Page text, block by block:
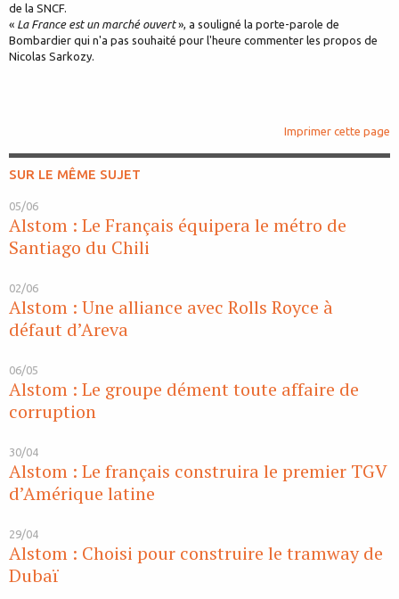
de la SNCF.
« La France est un marché ouvert», a souligné la porte-parole de
Bombardier qui n'a pas souhaité pour l'heure commenter les propos de
Nicolas Sarkozy.
Imprimer cette page
SUR LE MÊME SUJET
05/06
Alstom : Le Français équipera le métro de
Santiago du Chili
02/06
Alstom : Une alliance avec Rolls Royce à
défaut d’Areva
06/05
Alstom : Le groupe dément toute affaire de
corruption
30/04
Alstom : Le français construira le premier TGV
d’Amérique latine
29/04
Alstom : Choisi pour construire le tramway de
Dubaï